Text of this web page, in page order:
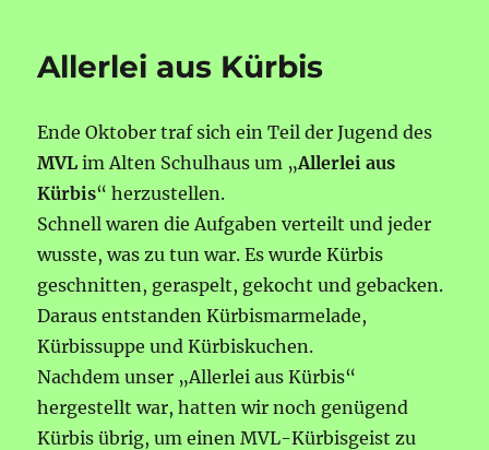
Allerlei aus Kürbis
Ende Oktober traf sich ein Teil der Jugend des
MVL im Alten Schulhaus um „Allerlei aus
Kürbis“ herzustellen.
Schnell waren die Aufgaben verteilt und jeder
wusste, was zu tun war. Es wurde Kürbis
geschnitten, geraspelt, gekocht und gebacken.
Daraus entstanden Kürbismarmelade,
Kürbissuppe und Kürbiskuchen.
Nachdem unser „Allerlei aus Kürbis“
hergestellt war, hatten wir noch genügend
Kürbis übrig, um einen MVL-Kürbisgeist zu